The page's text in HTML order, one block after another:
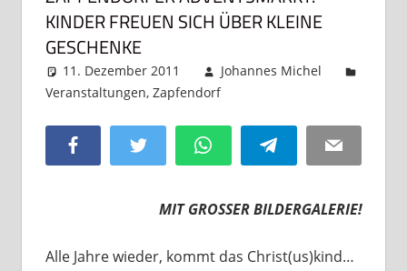
KINDER FREUEN SICH ÜBER KLEINE
GESCHENKE
11. Dezember 2011
Johannes Michel
Veranstaltungen, Zapfendorf
Facebook Twitter WhatsAppTelegram Email
MIT GROSSER BILDERGALERIE!
Alle Jahre wieder, kommt das Christ(us)kind…